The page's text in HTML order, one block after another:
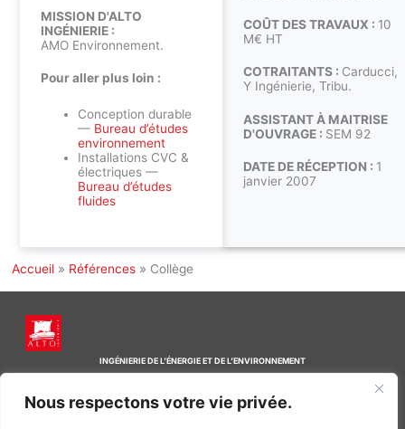
Nous respectons votre vie privée.
COÛT DES TRAVAUX : 10
M€ HT
COTRAITANTS : Carducci,
Y Ingénierie, Tribu.
ASSISTANT À MAITRISE
D'OUVRAGE : SEM 92
DATE DE RÉCEPTION : 1
janvier 2007
MISSION D'ALTO
INGÉNIERIE :
AMO Environnement.
Pour aller plus loin :
Conception durable
— Bureau d’études
environnement
Installations CVC &
électriques —
Bureau d’études
fluides
Accueil » Références » Collège
INGÉNIERIE DE L’ÉNERGIE ET DE L’ENVIRONNEMENT